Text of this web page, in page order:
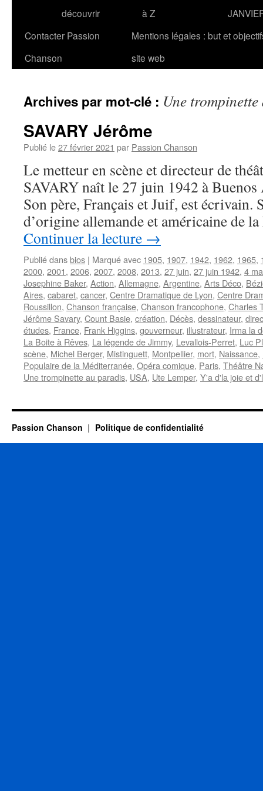
découvrir
à Z
Contacter Passion
Chanson
Mentions légales : but et
site web
Archives par mot-clé : Une
SAVARY Jérôme
Publié le27 février 2021 par Passion Chanson
Le metteur en scène et directeur de
SAVARY naît le 27 juin 1942 à
Son père, Français et Juif, est écrivain.
d’origine allemande et américaine de
Continuer la lecture →
Publié dansbios | Marqué avec 1905, 1907, 1942, 1962, 1965,
2000, 2001, 2006, 2007, 2008, 2013, 27 juin, 27 juin 1942, 4
Josephine Baker, Action, Allemagne, Argentine, Arts Déco,
Aires, cabaret, cancer, Centre Dramatique de Lyon, Centre
Roussillon, Chanson française, Chanson francophone, Charles
Jérôme Savary, Count Basie, création, Décès, dessinateur,
études, France, Frank Higgins, gouverneur, illustrateur, Irma la
La Boite à Rêves, La légende de Jimmy, Levallois-Perret, Luc
scène, Michel Berger, Mistinguett, Montpellier, mort, Naissance,
Populaire de la Méditerranée, Opéra comique, Paris, Théâtre
Une trompinette au paradis, USA, Ute Lemper, Y'a d'la joie et
Passion Chanson Politique de confidentialité